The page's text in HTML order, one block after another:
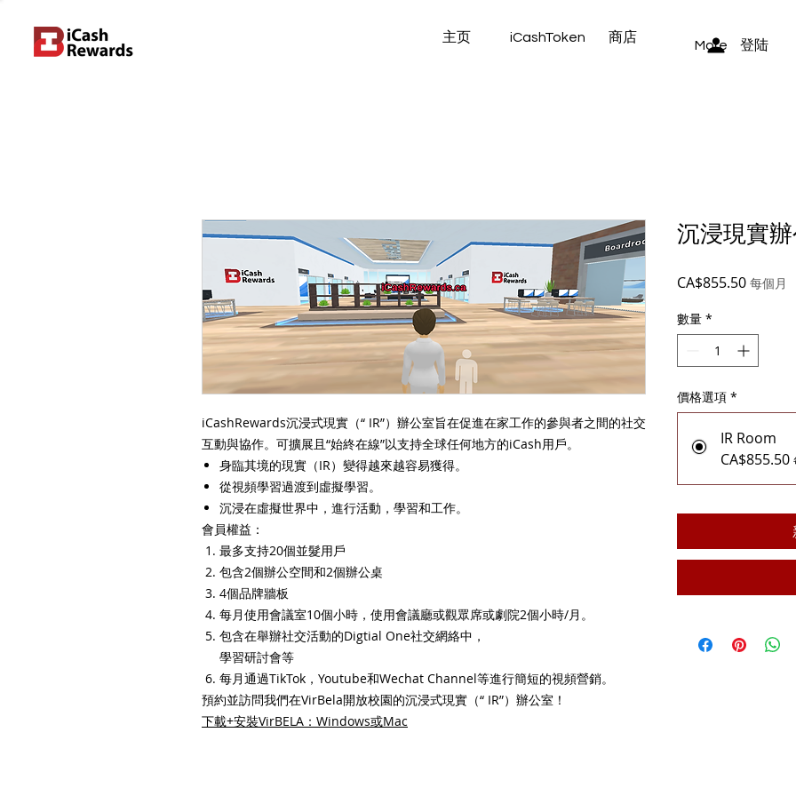
主页 iCashToken 商店
More 登陆
iCashRewards沉浸式現實（“ IR”）辦公室旨在促進在家工作的參與者之間的社交
互動與協作。可擴展且“始終在線”以支持全球任何地方的iCash用戶。
身臨其境的現實（IR）變得越來越容易獲得。
從視頻學習過渡到虛擬學習。
沉浸在虛擬世界中，進行活動，學習和工作。
會員權益：
最多支持20個並髮用戶
包含2個辦公空間和2個辦公桌
4個品牌牆板
每月使用會議室10個小時，使用會議廳或觀眾席或劇院2個小時/月。
包含在舉辦社交活動的Digtial One社交網絡中，
學習研討會等
每月通過TikTok，Youtube和Wechat Channel等進行簡短的視頻營銷。
預約並訪問我們在VirBela開放校園的沉浸式現實（“ IR”）辦公室！
下載+安裝VirBELA：Windows或Mac
沉浸現實
CA$855.50價
每個月
數量 *
價格選項 *
IR Room
CA$855.50